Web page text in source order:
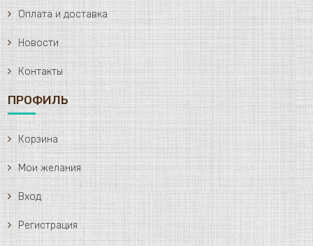
Оплата и доставка
Новости
Контакты
ПРОФИЛЬ
Корзина
Мои желания
Вход
Регистрация